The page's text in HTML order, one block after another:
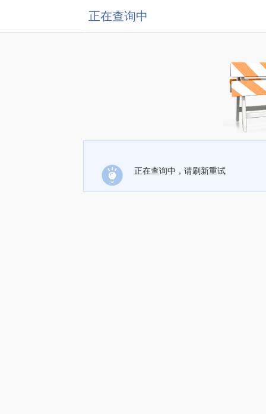
正在查询中
正在查询中，请刷新重试